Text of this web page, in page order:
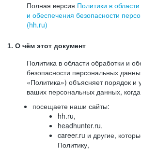
Полная версия Политики в
и обеспечения безопасности
(hh.ru)
1. О чём этот документ
Политика в области обработки и
безопасности персональных
«Политика») объясняет порядок и
ваших персональных данных,
посещаете наши сайты:
hh.ru,
headhunter.ru,
career.ru и другие,
Политику,